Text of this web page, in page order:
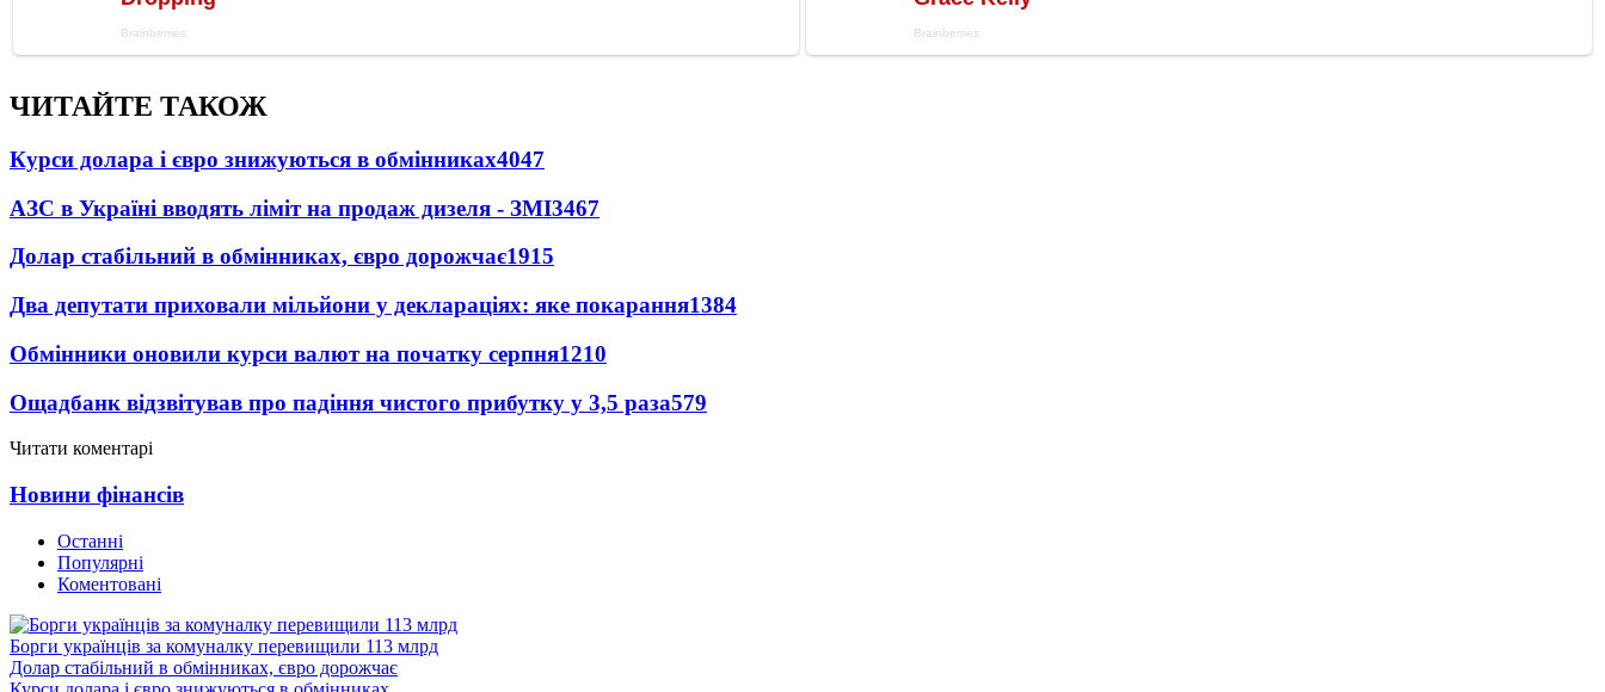
ЧИТАЙТЕ ТАКОЖ
Курси долара і євро знижуються в обмінниках4047
АЗС в Україні вводять ліміт на продаж дизеля - ЗМІ3467
Долар стабільний в обмінниках, євро дорожчає1915
Два депутати приховали мільйони у деклараціях: яке покарання1384
Обмінники оновили курси валют на початку серпня1210
Ощадбанк відзвітував про падіння чистого прибутку у 3,5 раза579
Читати коментарі
Новини фінансів
Останні
Популярні
Коментовані
Борги українців за комуналку перевищили 113 млрд
Долар стабільний в обмінниках, євро дорожчає